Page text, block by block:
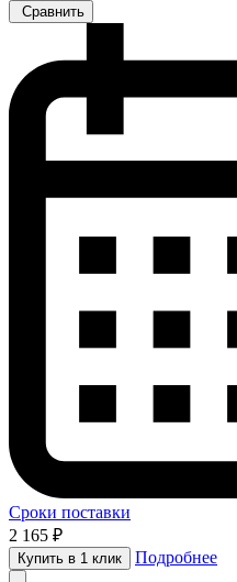
Сравнить
Сроки поставки
2 165 ₽
Купить в 1 клик Подробнее